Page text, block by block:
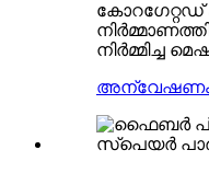
നിർമ്മിച്ച